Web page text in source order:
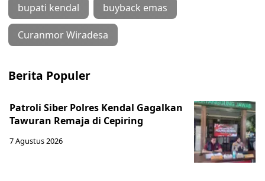
bupati kendal buyback emas
Curanmor Wiradesa
Berita Populer
Patroli Siber Polres Kendal Gagalkan
Tawuran Remaja di Cepiring
7 Agustus 2026